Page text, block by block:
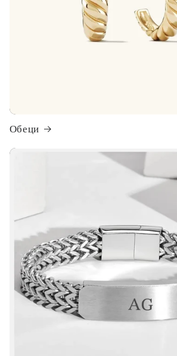
Обеци